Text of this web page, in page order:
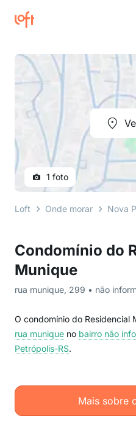
Condomínio do
Munique
rua munique, 299 • não
O condomínio do Residencial
rua munique no bairro não
Petrópolis-RS.
Mais sobre
1 foto
Loft Onde morar Nova